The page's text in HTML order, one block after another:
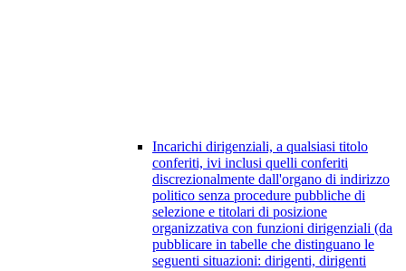
Incarichi dirigenziali, a qualsiasi titolo
conferiti, ivi inclusi quelli conferiti
discrezionalmente dall'organo di indirizzo
politico senza procedure pubbliche di
selezione e titolari di posizione
organizzativa con funzioni dirigenziali (da
pubblicare in tabelle che distinguano le
seguenti situazioni: dirigenti, dirigenti